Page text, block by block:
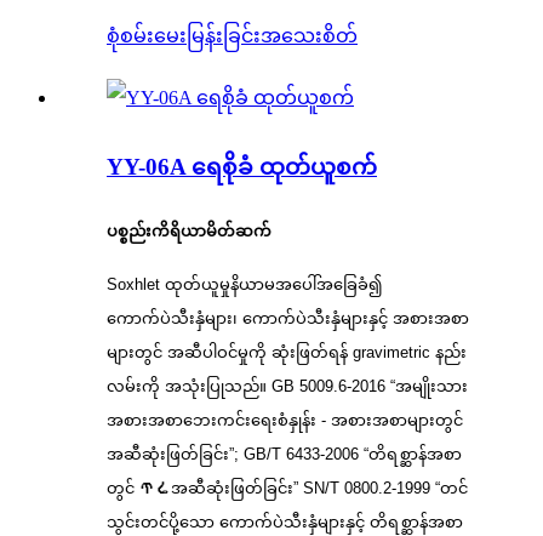
စုံစမ်းမေးမြန်းခြင်းအသေးစိတ်
YY-06A ရေစိုခံ ထုတ်ယူစက်
ပစ္စည်းကိရိယာမိတ်ဆက်
Soxhlet ထုတ်ယူမှုနိယာမအပေါ်အခြေခံ၍
ကောက်ပဲသီးနှံများ၊ ကောက်ပဲသီးနှံများနှင့် အစားအစာ
များတွင် အဆီပါဝင်မှုကို ဆုံးဖြတ်ရန် gravimetric နည်း
လမ်းကို အသုံးပြုသည်။ GB 5009.6-2016 “အမျိုးသား
အစားအစာဘေးကင်းရေးစံနှုန်း - အစားအစာများတွင်
အဆီဆုံးဖြတ်ခြင်း”; GB/T 6433-2006 “တိရစ္ဆာန်အစာ
တွင် ጥሬအဆီဆုံးဖြတ်ခြင်း” SN/T 0800.2-1999 “တင်
သွင်းတင်ပို့သော ကောက်ပဲသီးနှံများနှင့် တိရစ္ဆာန်အစာ